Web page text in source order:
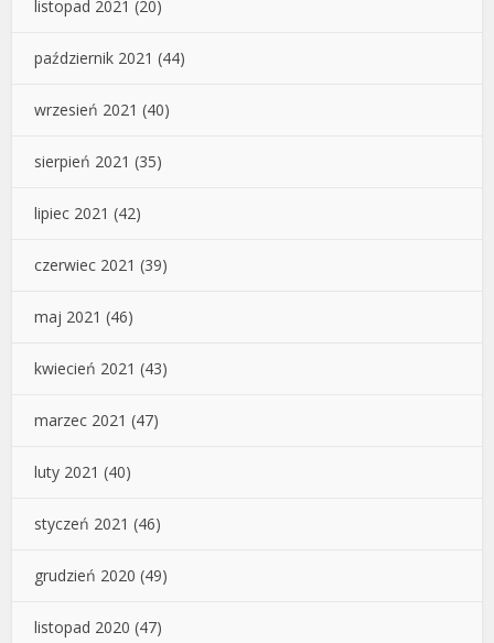
listopad 2021 (20)
październik 2021 (44)
wrzesień 2021 (40)
sierpień 2021 (35)
lipiec 2021 (42)
czerwiec 2021 (39)
maj 2021 (46)
kwiecień 2021 (43)
marzec 2021 (47)
luty 2021 (40)
styczeń 2021 (46)
grudzień 2020 (49)
listopad 2020 (47)